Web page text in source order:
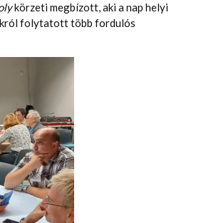
körzeti megbízott, aki a nap helyi
folytatott több fordulós